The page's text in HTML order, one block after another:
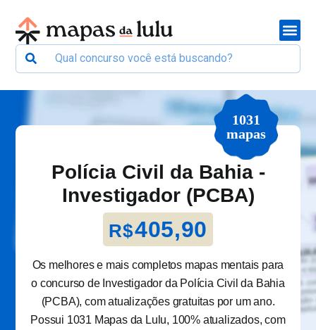
1031
mapas
Polícia Civil da Bahia -
Investigador (PCBA)
R$405,90
Os melhores e mais completos mapas mentais para
o concurso de Investigador da Polícia Civil da Bahia
(PCBA), com atualizações gratuitas por um ano.
Possui 1031 Mapas da Lulu, 100% atualizados, com